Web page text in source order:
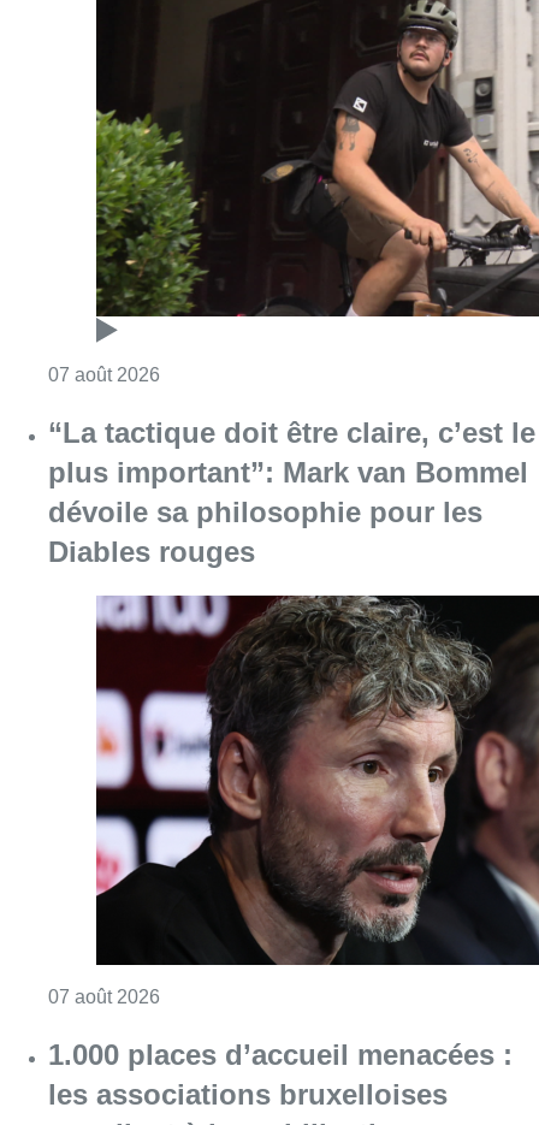
Consulter l'article "Dernier kilomètre :
“La tactique doit être claire, c’est le
plus important”: Mark van Bommel
dévoile sa philosophie pour les
Diables rouges
Consulter l'article "“La tactique doit être
1.000 places d’accueil menacées :
les associations bruxelloises
appellent à la mobilisation